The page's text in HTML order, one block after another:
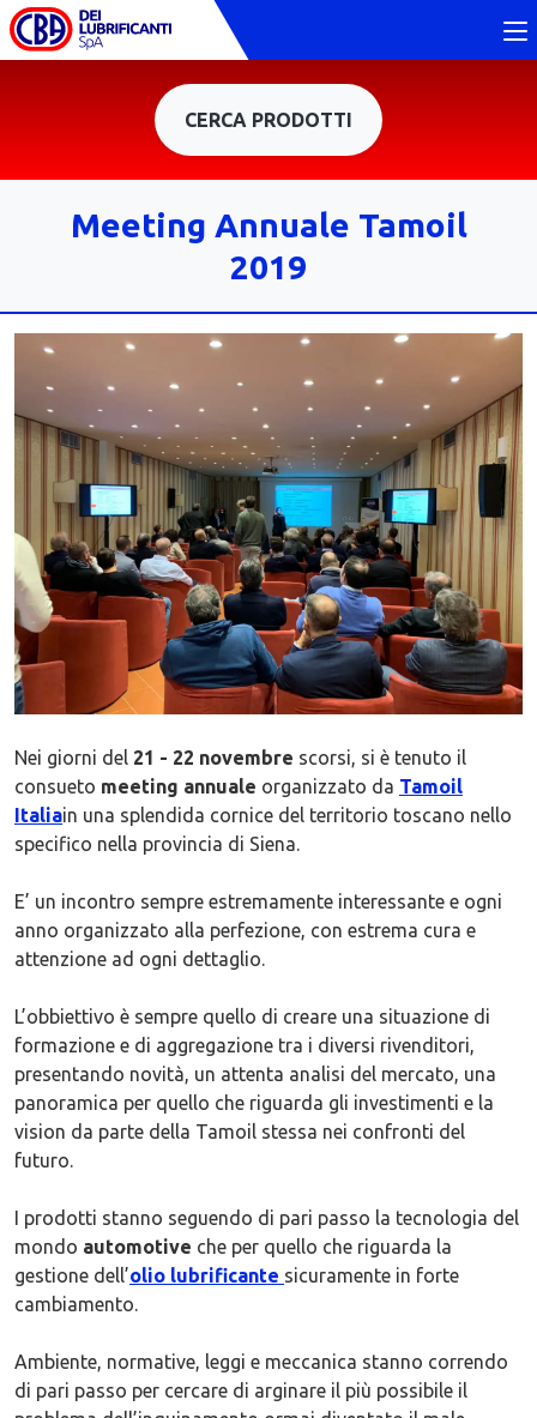
CERCA PRODOTTI
Meeting Annuale Tamoil
2019
Nei giorni del 21 - 22 novembre scorsi, si è tenuto il
consueto meeting annuale organizzato da Tamoil
Italiain una splendida cornice del territorio toscano nello
specifico nella provincia di Siena.
E’ un incontro sempre estremamente interessante e ogni
anno organizzato alla perfezione, con estrema cura e
attenzione ad ogni dettaglio.
L’obbiettivo è sempre quello di creare una situazione di
formazione e di aggregazione tra i diversi rivenditori,
presentando novità, un attenta analisi del mercato, una
panoramica per quello che riguarda gli investimenti e la
vision da parte della Tamoil stessa nei confronti del
futuro.
I prodotti stanno seguendo di pari passo la tecnologia del
mondo automotive che per quello che riguarda la
gestione dell’olio lubrificante sicuramente in forte
cambiamento.
Ambiente, normative, leggi e meccanica stanno correndo
di pari passo per cercare di arginare il più possibile il